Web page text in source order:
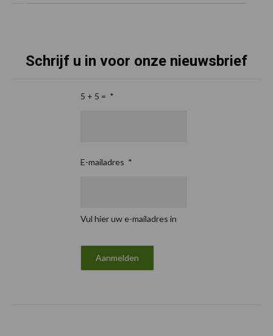
Schrijf u in voor onze nieuwsbrief
5 + 5 = *
E-mailadres *
Vul hier uw e-mailadres in